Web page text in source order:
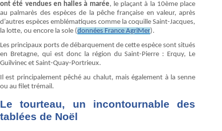
ont été vendues en halles à marée, le plaçant à la 10ème place
au palmarès des espèces de la pêche française en valeur, après
d’autres espèces emblématiques comme la coquille Saint-Jacques,
la lotte, ou encore la sole (données France AgriMer).
Les principaux ports de débarquement de cette espèce sont situés
en Bretagne, qui est donc la région du Saint-Pierre : Erquy, Le
Guilvinec et Saint-Quay-Portrieux.
Il est principalement pêché au chalut, mais également à la senne
ou au filet trémail.
Le tourteau, un incontournable des
tablées de Noël